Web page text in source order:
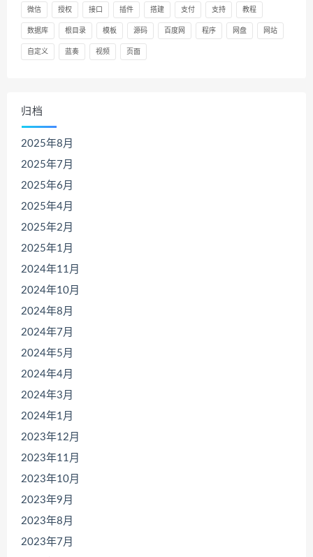
微信 授权 接口 插件 搭建 支付 支持 教程
数据库 根目录 模板 源码 百度网 程序 网盘 网站
自定义 蓝奏 视频 页面
归档
2025年8月
2025年7月
2025年6月
2025年4月
2025年2月
2025年1月
2024年11月
2024年10月
2024年8月
2024年7月
2024年5月
2024年4月
2024年3月
2024年1月
2023年12月
2023年11月
2023年10月
2023年9月
2023年8月
2023年7月